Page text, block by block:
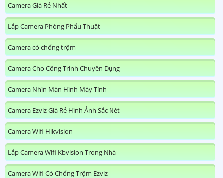
Camera Giá Rẻ Nhất
Lắp Camera Phòng Phẩu Thuật
Camera có chống trộm
Camera Cho Công Trình Chuyên Dụng
Camera Nhìn Màn Hình Máy Tính
Camera Ezviz Giá Rẻ Hình Ảnh Sắc Nét
Camera Wifi Hikvision
Lắp Camera Wifi Kbvision Trong Nhà
Camera Wifi Có Chống Trộm Ezviz